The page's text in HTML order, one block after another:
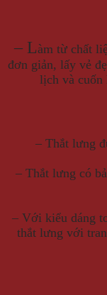
– Làm từ chất
đơn giản, lấy vẻ
lịch và cuốn
– Thắt lưng
– Thắt lưng có
– Với kiểu dáng
thắt lưng với